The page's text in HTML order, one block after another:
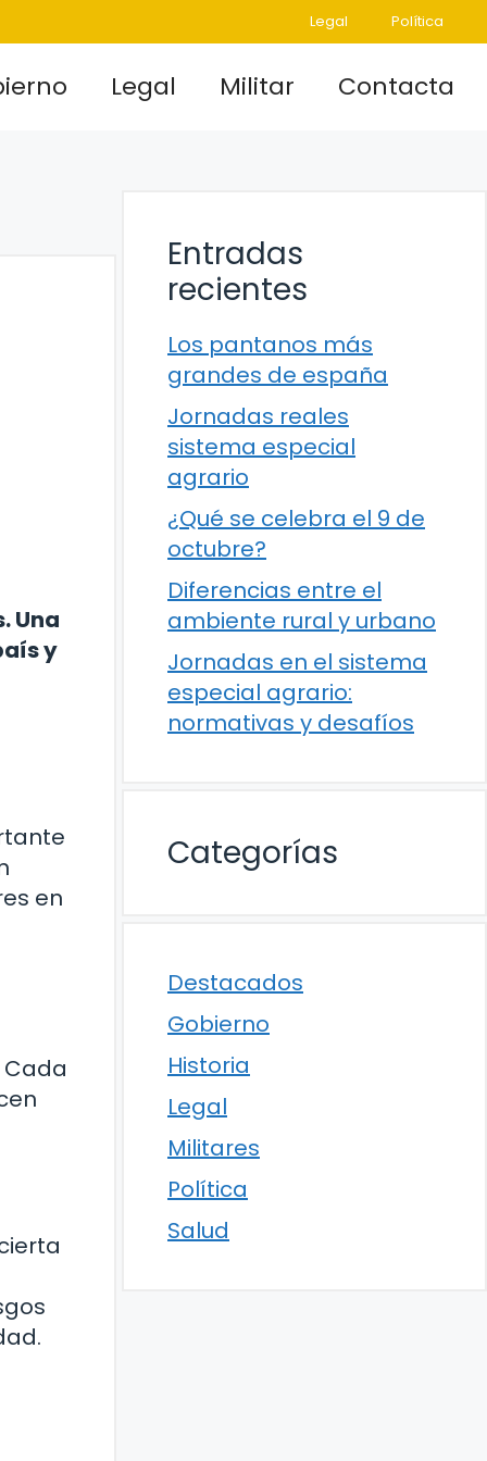
Legal Política
Legal Militar Contacta
Una
y
en
Cada
Entradas
recientes
Los pantanos más
grandes de españa
Jornadas reales
sistema especial
agrario
¿Qué se celebra el 9 de
octubre?
Diferencias entre el
ambiente rural y urbano
Jornadas en el sistema
especial agrario:
normativas y desafíos
Categorías
Destacados
Gobierno
Historia
Legal
Militares
Política
Salud